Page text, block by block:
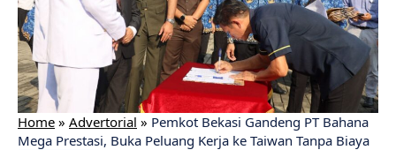
Home » Advertorial » Pemkot Bekasi Gandeng PT Bahana
Mega Prestasi, Buka Peluang Kerja ke Taiwan Tanpa Biaya